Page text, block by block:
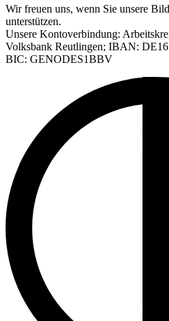
Wir freuen uns, wenn Sie unsere
unterstützen.
Unsere Kontoverbindung:
Volksbank Reutlingen; IBAN:
BIC: GENODES1BBV